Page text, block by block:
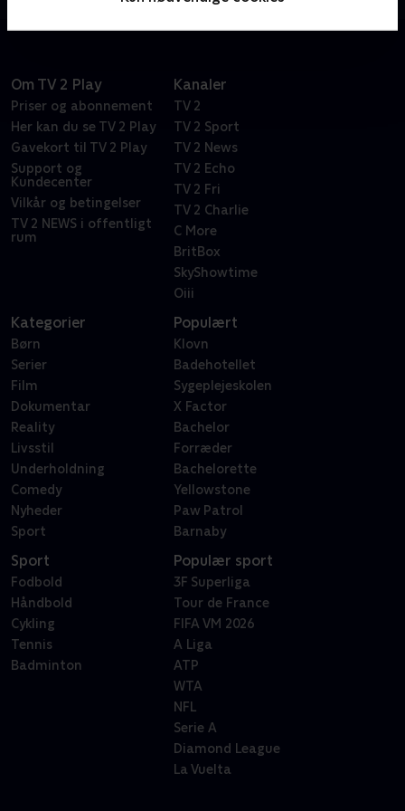
Om TV 2 Play
Priser og abonnement
Her kan du se TV 2 Play
Gavekort til TV 2 Play
Support og
Kundecenter
Vilkår og betingelser
TV 2 NEWS i offentligt
rum
Kanaler
TV 2
TV 2 Sport
TV 2 News
TV 2 Echo
TV 2 Fri
TV 2 Charlie
C More
BritBox
SkyShowtime
Oiii
Kategorier
Børn
Serier
Film
Dokumentar
Reality
Livsstil
Underholdning
Comedy
Nyheder
Sport
Populært
Klovn
Badehotellet
Sygeplejeskolen
X Factor
Bachelor
Forræder
Bachelorette
Yellowstone
Paw Patrol
Barnaby
Sport
Fodbold
Håndbold
Cykling
Tennis
Badminton
Populær sport
3F Superliga
Tour de France
FIFA VM 2026
A Liga
ATP
WTA
NFL
Serie A
Diamond League
La Vuelta